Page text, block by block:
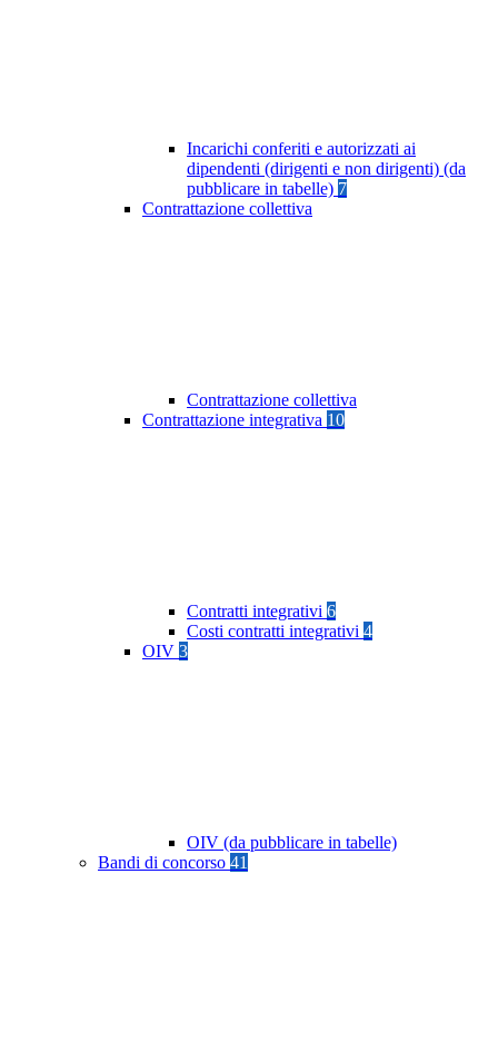
Incarichi conferiti e autorizzati ai
dipendenti (dirigenti e non dirigenti) (da
pubblicare in tabelle) 7
Contrattazione collettiva
Contrattazione collettiva
Contrattazione integrativa 10
Contratti integrativi 6
Costi contratti integrativi 4
OIV 3
OIV (da pubblicare in tabelle)
Bandi di concorso 41